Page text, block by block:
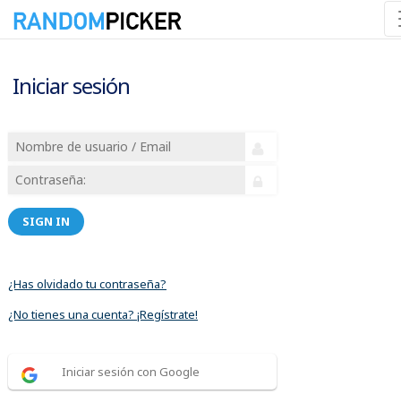
Iniciar sesión
SIGN IN
¿Has olvidado tu contraseña?
¿No tienes una cuenta? ¡Regístrate!
Iniciar sesión con Google